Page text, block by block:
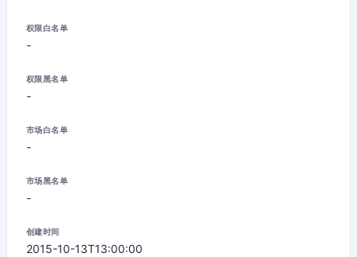
权限白名单
-
权限黑名单
-
市场白名单
-
市场黑名单
-
创建时间
2015-10-13T13:00:00